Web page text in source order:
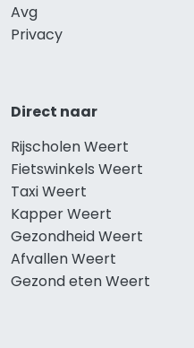
Avg
Privacy
Direct naar
Rijscholen Weert
Fietswinkels Weert
Taxi Weert
Kapper Weert
Gezondheid Weert
Afvallen Weert
Gezond eten Weert